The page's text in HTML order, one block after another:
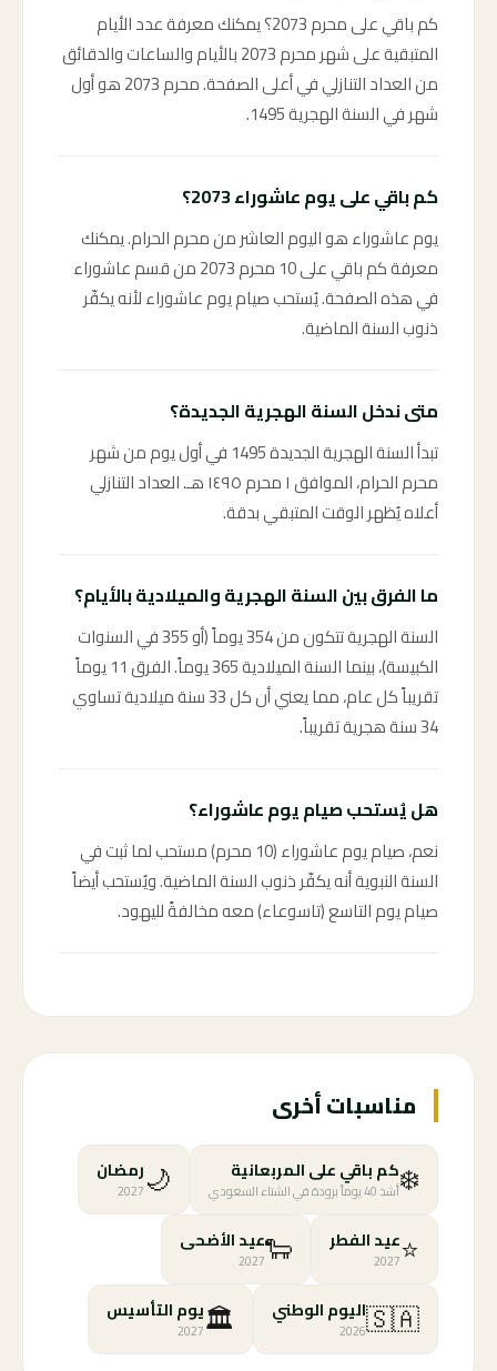
كم باقي على محرم 2073؟ يمكنك معرفة عدد الأيام
المتبقية على شهر محرم 2073 بالأيام والساعات والدقائق
من العداد التنازلي في أعلى الصفحة. محرم 2073 هو أول
شهر في السنة الهجرية 1495.
كم باقي على يوم عاشوراء 2073؟
يوم عاشوراء هو اليوم العاشر من محرم الحرام. يمكنك
معرفة كم باقي على 10 محرم 2073 من قسم عاشوراء
في هذه الصفحة. يُستحب صيام يوم عاشوراء لأنه يكفّر
ذنوب السنة الماضية.
متى ندخل السنة الهجرية الجديدة؟
تبدأ السنة الهجرية الجديدة 1495 في أول يوم من شهر
محرم الحرام، الموافق ١ محرم ١٤٩٥ هـ. العداد التنازلي
أعلاه يُظهر الوقت المتبقي بدقة.
ما الفرق بين السنة الهجرية والميلادية بالأيام؟
السنة الهجرية تتكون من 354 يوماً (أو 355 في السنوات
الكبيسة)، بينما السنة الميلادية 365 يوماً. الفرق 11 يوماً
تقريباً كل عام، مما يعني أن كل 33 سنة ميلادية تساوي
34 سنة هجرية تقريباً.
هل يُستحب صيام يوم عاشوراء؟
نعم، صيام يوم عاشوراء (10 محرم) مستحب لما ثبت في
السنة النبوية أنه يكفّر ذنوب السنة الماضية. ويُستحب أيضاً
صيام يوم التاسع (تاسوعاء) معه مخالفةً لليهود.
مناسبات أخرى
❄️كم باقي على المربعانية
أشد 40 يوماً برودة في الشتاء السعودي 🌙رمضان
2027
⭐عيد الفطر
2027
🐑عيد الأضحى
2027
🇸🇦اليوم الوطني
2026
🏛️يوم التأسيس
2027